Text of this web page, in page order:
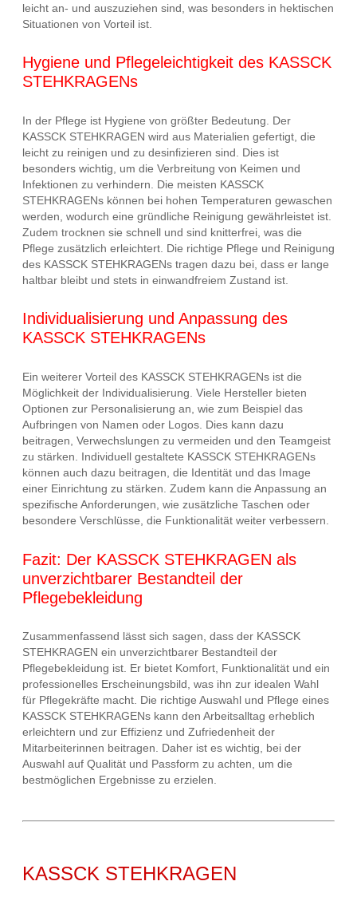
leicht an- und auszuziehen sind, was besonders in hektischen
Situationen von Vorteil ist.
Hygiene und Pflegeleichtigkeit des KASSCK
STEHKRAGENs
In der Pflege ist Hygiene von größter Bedeutung. Der
KASSCK STEHKRAGEN wird aus Materialien gefertigt, die
leicht zu reinigen und zu desinfizieren sind. Dies ist
besonders wichtig, um die Verbreitung von Keimen und
Infektionen zu verhindern. Die meisten KASSCK
STEHKRAGENs können bei hohen Temperaturen gewaschen
werden, wodurch eine gründliche Reinigung gewährleistet ist.
Zudem trocknen sie schnell und sind knitterfrei, was die
Pflege zusätzlich erleichtert. Die richtige Pflege und Reinigung
des KASSCK STEHKRAGENs tragen dazu bei, dass er lange
haltbar bleibt und stets in einwandfreiem Zustand ist.
Individualisierung und Anpassung des
KASSCK STEHKRAGENs
Ein weiterer Vorteil des KASSCK STEHKRAGENs ist die
Möglichkeit der Individualisierung. Viele Hersteller bieten
Optionen zur Personalisierung an, wie zum Beispiel das
Aufbringen von Namen oder Logos. Dies kann dazu
beitragen, Verwechslungen zu vermeiden und den Teamgeist
zu stärken. Individuell gestaltete KASSCK STEHKRAGENs
können auch dazu beitragen, die Identität und das Image
einer Einrichtung zu stärken. Zudem kann die Anpassung an
spezifische Anforderungen, wie zusätzliche Taschen oder
besondere Verschlüsse, die Funktionalität weiter verbessern.
Fazit: Der KASSCK STEHKRAGEN als
unverzichtbarer Bestandteil der
Pflegebekleidung
Zusammenfassend lässt sich sagen, dass der KASSCK
STEHKRAGEN ein unverzichtbarer Bestandteil der
Pflegebekleidung ist. Er bietet Komfort, Funktionalität und ein
professionelles Erscheinungsbild, was ihn zur idealen Wahl
für Pflegekräfte macht. Die richtige Auswahl und Pflege eines
KASSCK STEHKRAGENs kann den Arbeitsalltag erheblich
erleichtern und zur Effizienz und Zufriedenheit der
Mitarbeiterinnen beitragen. Daher ist es wichtig, bei der
Auswahl auf Qualität und Passform zu achten, um die
bestmöglichen Ergebnisse zu erzielen.
KASSCK STEHKRAGEN